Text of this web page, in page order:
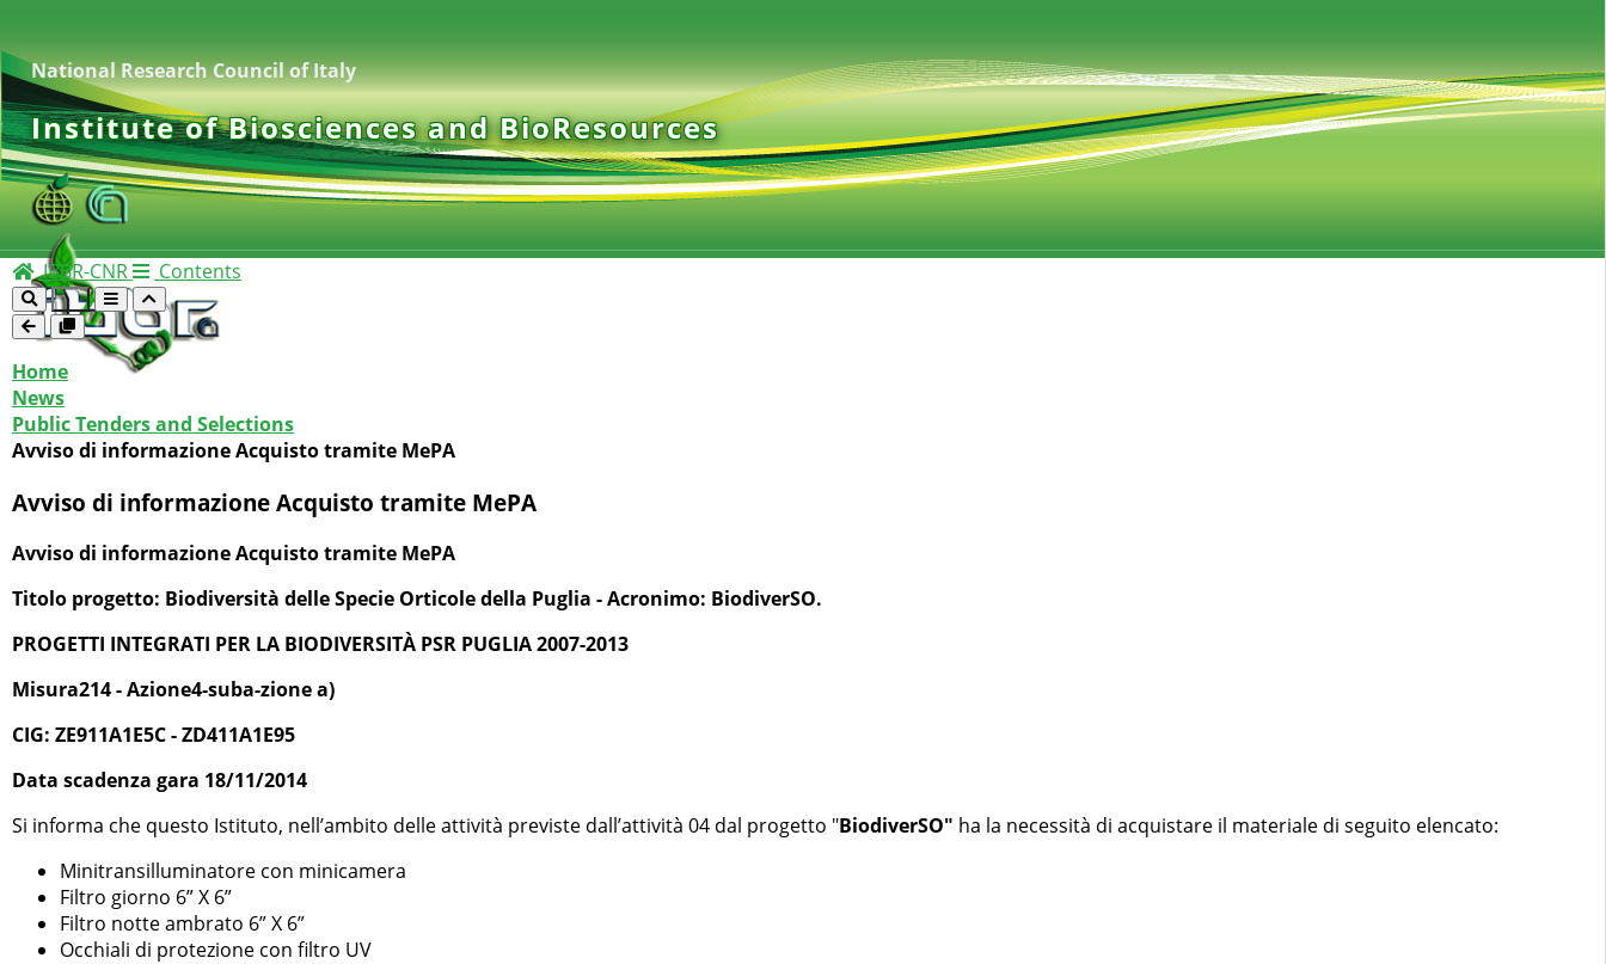
National Research Council of Italy
Institute of Biosciences and BioResources
IBBR-CNR Contents
Home
News
Public Tenders and Selections
Avviso di informazione Acquisto tramite MePA
Avviso di informazione Acquisto tramite MePA
Avviso di informazione Acquisto tramite MePA
Titolo progetto: Biodiversità delle Specie Orticole della Puglia - Acronimo: BiodiverSO.
PROGETTI INTEGRATI PER LA BIODIVERSITÀ PSR PUGLIA 2007-2013
Misura214 - Azione4-suba-zione a)
CIG: ZE911A1E5C - ZD411A1E95
Data scadenza gara 18/11/2014
Si informa che questo Istituto, nell’ambito delle attività previste dall’attività 04 dal progetto "BiodiverSO" ha la necessità di acquistare il materiale di seguito elencato:
Minitransilluminatore con minicamera
Filtro giorno 6” X 6”
Filtro notte ambrato 6” X 6”
Occhiali di protezione con filtro UV